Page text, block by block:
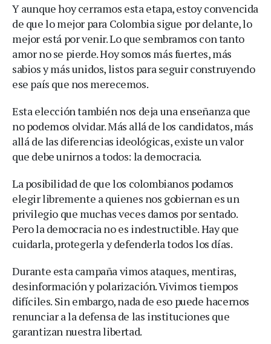
Y aunque hoy cerramos esta etapa, estoy convencida
de que lo mejor para Colombia sigue por delante, lo
mejor está por venir. Lo que sembramos con tanto
amor no se pierde. Hoy somos más fuertes, más
sabios y más unidos, listos para seguir construyendo
ese país que nos merecemos.
Esta elección también nos deja una enseñanza que
no podemos olvidar. Más allá de los candidatos, más
allá de las diferencias ideológicas, existe un valor
que debe unirnos a todos: la democracia.
La posibilidad de que los colombianos podamos
elegir libremente a quienes nos gobiernan es un
privilegio que muchas veces damos por sentado.
Pero la democracia no es indestructible. Hay que
cuidarla, protegerla y defenderla todos los días.
Durante esta campaña vimos ataques, mentiras,
desinformación y polarización. Vivimos tiempos
difíciles. Sin embargo, nada de eso puede hacernos
renunciar a la defensa de las instituciones que
garantizan nuestra libertad.